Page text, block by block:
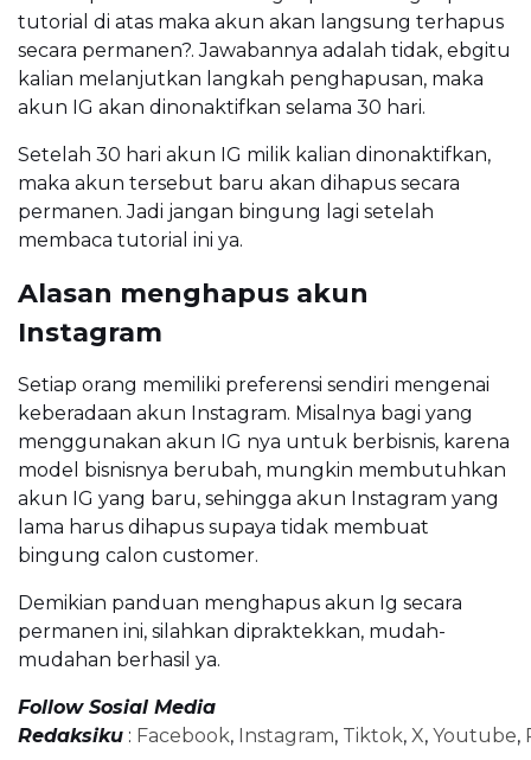
tutorial di atas maka akun akan langsung terhapus
secara permanen?. Jawabannya adalah tidak, ebgitu
kalian melanjutkan langkah penghapusan, maka
akun IG akan dinonaktifkan selama 30 hari.
Setelah 30 hari akun IG milik kalian dinonaktifkan,
maka akun tersebut baru akan dihapus secara
permanen. Jadi jangan bingung lagi setelah
membaca tutorial ini ya.
Alasan menghapus akun
Instagram
Setiap orang memiliki preferensi sendiri mengenai
keberadaan akun Instagram. Misalnya bagi yang
menggunakan akun IG nya untuk berbisnis, karena
model bisnisnya berubah, mungkin membutuhkan
akun IG yang baru, sehingga akun Instagram yang
lama harus dihapus supaya tidak membuat
bingung calon customer.
Demikian panduan menghapus akun Ig secara
permanen ini, silahkan dipraktekkan, mudah-
mudahan berhasil ya.
Follow Sosial Media
Redaksiku : Facebook, Instagram, Tiktok, X, Youtube,